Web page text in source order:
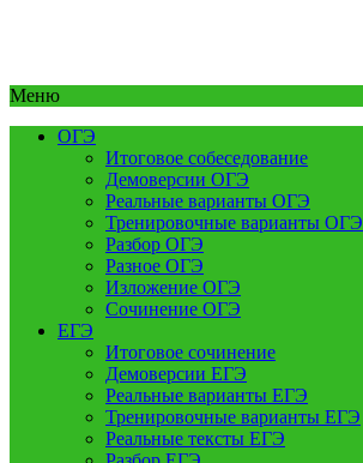
Меню
ОГЭ
Итоговое собеседование
Демоверсии ОГЭ
Реальные варианты ОГЭ
Тренировочные варианты ОГЭ
Разбор ОГЭ
Разное ОГЭ
Изложение ОГЭ
Сочинение ОГЭ
ЕГЭ
Итоговое сочинение
Демоверсии ЕГЭ
Реальные варианты ЕГЭ
Тренировочные варианты ЕГЭ
Реальные тексты ЕГЭ